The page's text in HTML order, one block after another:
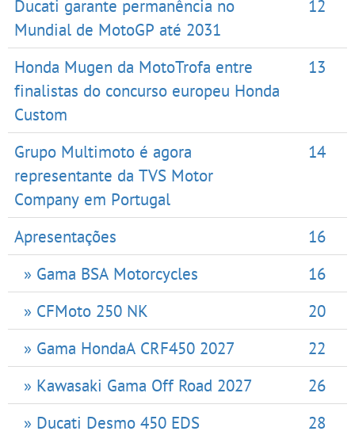
Ducati garante permanência no
Mundial de MotoGP até 2031
12
Honda Mugen da MotoTrofa entre
finalistas do concurso europeu Honda
Custom
13
Grupo Multimoto é agora
representante da TVS Motor
Company em Portugal
14
Apresentações
16
» Gama BSA Motorcycles
16
» CFMoto 250 NK
20
» Gama HondaA CRF450 2027
22
» Kawasaki Gama Off Road 2027
26
» Ducati Desmo 450 EDS
28